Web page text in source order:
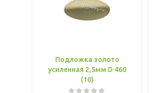
Подложка золото
усиленная 2,5мм D 460
(10)